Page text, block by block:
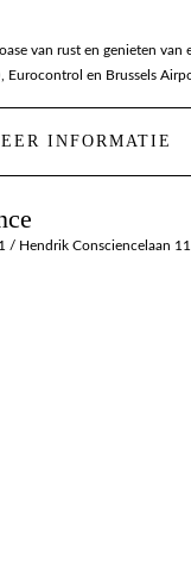
van rust en genieten van
Eurocontrol en Brussels
INFORMATIE
/ Hendrik Consciencelaan